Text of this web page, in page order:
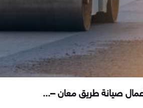
صيانة طريق معان –...